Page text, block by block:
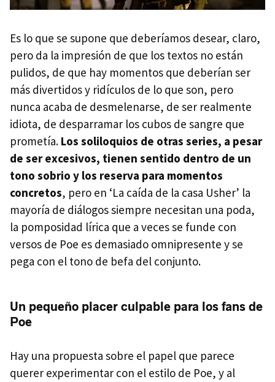
Es lo que se supone que deberíamos desear, claro,
pero da la impresión de que los textos no están
pulidos, de que hay momentos que deberían ser
más divertidos y ridículos de lo que son, pero
nunca acaba de desmelenarse, de ser realmente
idiota, de desparramar los cubos de sangre que
prometía. Los soliloquios de otras series, a pesar
de ser excesivos, tienen sentido dentro de un
tono sobrio y los reserva para momentos
concretos, pero en ‘La caída de la casa Usher’ la
mayoría de diálogos siempre necesitan una poda,
la pomposidad lírica que a veces se funde con
versos de Poe es demasiado omnipresente y se
pega con el tono de befa del conjunto.
Un pequeño placer culpable para los fans de
Poe
Hay una propuesta sobre el papel que parece
querer experimentar con el estilo de Poe, y al